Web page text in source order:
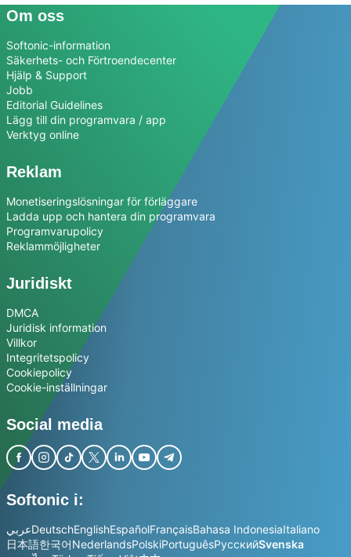
Om oss
Softonic-information
Säkerhets- och Förtroendecenter
Hjälp & Support
Jobb
Editorial Guidelines
Lägg till din programvara / app
Verktyg online
Reklam
Monetiseringslösningar för förläggare
Ladda upp och hantera din programvara
Programvarupolicy
Reklammöjligheter
Juridiskt
DMCA
Juridisk information
Villkor
Integritetspolicy
Cookiepolicy
Cookie-inställningar
Social media
Softonic i:
عربيDeutschEnglishEspañolFrançaisBahasa IndonesiaItaliano
日本語한국어NederlandsPolskiPortuguêsРусскийSvenska